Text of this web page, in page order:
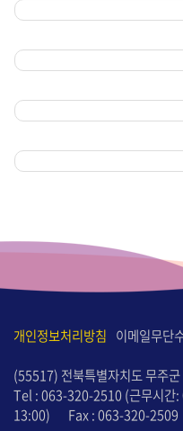
개인정보처리방침 이메일무단
(55517) 전북특별자치도 무주
Tel : 063-320-2510(근무시간
13:00)
Fax : 063-320-2509